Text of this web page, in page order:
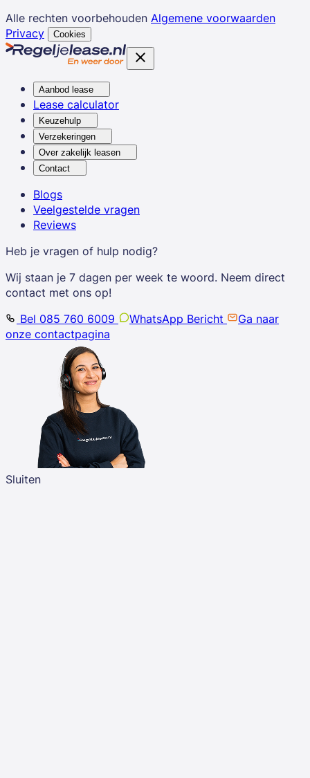
Alle rechten voorbehouden Algemene voorwaarden
Privacy
Cookies
Aanbod lease
Lease calculator
Keuzehulp
Verzekeringen
Over zakelijk leasen
Contact
Blogs
Veelgestelde vragen
Reviews
Heb je vragen of hulp nodig?
Wij staan je 7 dagen per week te woord. Neem direct
contact met ons op!
Bel 085 760 6009
WhatsApp Bericht
Ga naar
onze contactpagina
Sluiten